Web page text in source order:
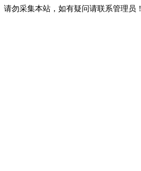
请勿采集本站，如有疑问请联系管理员！